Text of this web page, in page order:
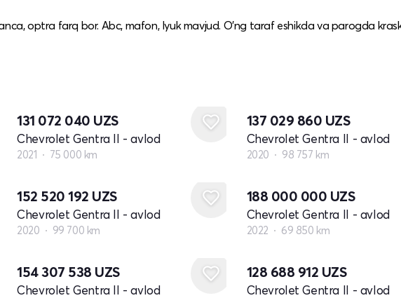
optra farq bor. Abc, mafon, lyuk mavjud. O’ng taraf eshikda va parogda
131 072 040 UZS
Chevrolet Gentra II - avlod
2021 75 000 km
137 029 860 UZS
Chevrolet Gentra II - avlod
2020 98 757 km
152 520 192 UZS
Chevrolet Gentra II - avlod
2020 99 700 km
188 000 000 UZS
Chevrolet Gentra II - avlod
2022 69 850 km
154 307 538 UZS
Chevrolet Gentra II - avlod
128 688 912 UZS
Chevrolet Gentra II - avlod